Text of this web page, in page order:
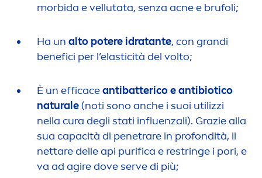
morbida e vellutata, senza acne e brufoli;
Ha un alto potere idratante, con grandi
benefici per l’elasticità del volto;
È un efficaceantibatterico e antibiotico
naturale(noti sono anche i suoi utilizzi
nella cura degli stati influenzali). Grazie alla
sua capacità di penetrare in profondità, il
nettare delle api purifica e restringe i pori, e
va ad agire dove serve di più;